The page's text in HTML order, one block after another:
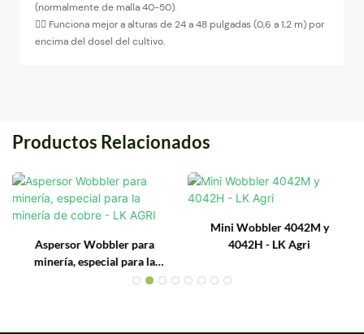
(normalmente de malla 40-50).
◉ Funciona mejor a alturas de 24 a 48 pulgadas (0,6 a 1,2 m) por
encima del dosel del cultivo.
Productos Relacionados
Aspersor Wobbler para
minería, especial para la
minería de cobre - LK AGRI
Mini Wobbler 4042M y
4042H - LK Agri